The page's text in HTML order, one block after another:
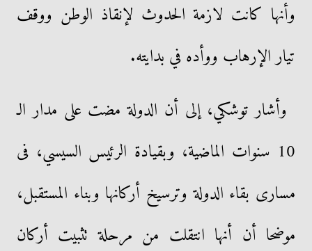
وأنها كانت لازمة الحدوث لإنقاذ الوطن ووقف
تيار الإرهاب ووأده في بدايته.
وأشار توشكي، إلى أن الدولة مضت على مدار الـ
10 سنوات الماضية، وبقيادة الرئيس السيسي، فى
مسارى بقاء الدولة وترسيخ أركانها وبناء المستقبل،
موضحا أن أنها انتقلت من مرحلة تثبيت أركان